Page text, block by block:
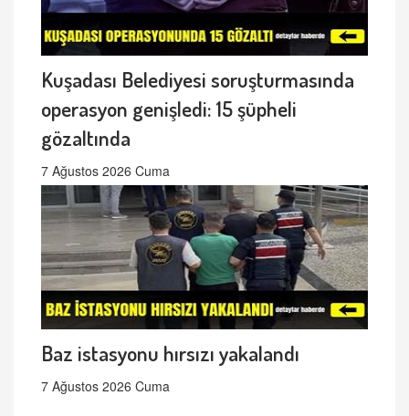
Kuşadası Belediyesi soruşturmasında
operasyon genişledi: 15 şüpheli
gözaltında
7 Ağustos 2026 Cuma
Baz istasyonu hırsızı yakalandı
7 Ağustos 2026 Cuma